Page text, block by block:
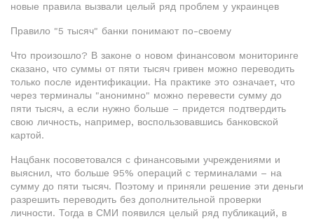
новые правила вызвали целый ряд проблем у украинцев
Правило "5 тысяч" банки понимают по-своему
Что произошло? В законе о новом финансовом мониторинге
сказано, что суммы от пяти тысяч гривен можно переводить
только после идентификации. На практике это означает, что
через терминалы "анонимно" можно перевести сумму до
пяти тысяч, а если нужно больше – придется подтвердить
свою личность, например, воспользовавшись банковской
картой.
Нацбанк посоветовался с финансовыми учреждениями и
выяснил, что больше 95% операций с терминалами – на
сумму до пяти тысяч. Поэтому и приняли решение эти деньги
разрешить переводить без дополнительной проверки
личности. Тогда в СМИ появился целый ряд публикаций, в